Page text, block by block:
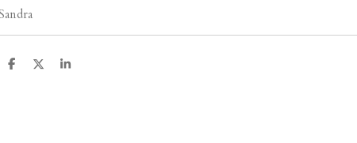
D
D
S